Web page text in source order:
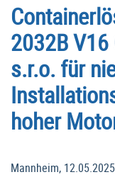
2032B V16
s.r.o. für
hoher
Mannheim, 12.05.2025